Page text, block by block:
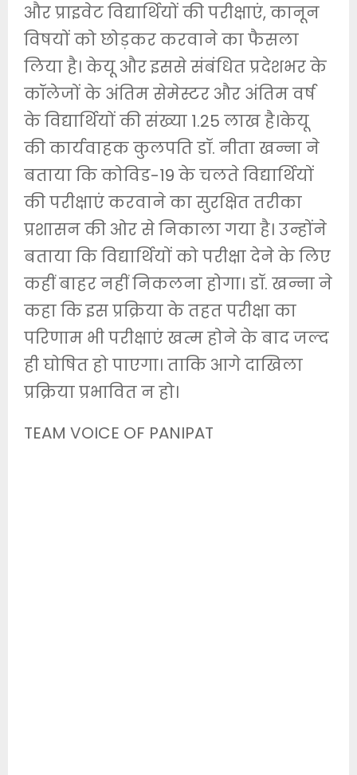
और प्राइवेट विद्यार्थियों की परीक्षाएं, कानून
विषयों को छोड़कर करवाने का फैसला
लिया है। केयू और इससे संबंधित प्रदेशभर के
कॉलेजों के अंतिम सेमेस्टर और अंतिम वर्ष
के विद्यार्थियों की संख्या 1.25 लाख है।केयू
की कार्यवाहक कुलपति डॉ. नीता खन्ना ने
बताया कि कोविड-19 के चलते विद्यार्थियों
की परीक्षाएं करवाने का सुरक्षित तरीका
प्रशासन की ओर से निकाला गया है। उन्होंने
बताया कि विद्यार्थियों को परीक्षा देने के लिए
कहीं बाहर नहीं निकलना होगा। डॉ. खन्ना ने
कहा कि इस प्रक्रिया के तहत परीक्षा का
परिणाम भी परीक्षाएं खत्म होने के बाद जल्द
ही घोषित हो पाएगा। ताकि आगे दाखिला
प्रक्रिया प्रभावित न हो।
TEAM VOICE OF PANIPAT